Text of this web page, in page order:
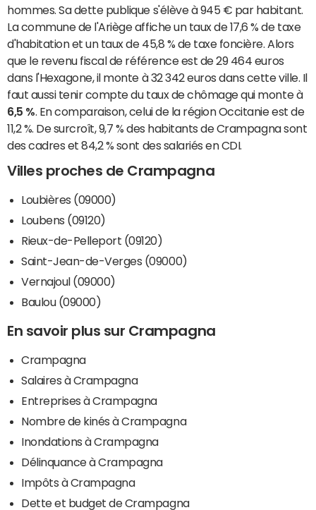
hommes. Sa dette publique s'élève à 945 € par habitant.
La commune de l'Ariège affiche un taux de 17,6 % de taxe
d'habitation et un taux de 45,8 % de taxe foncière. Alors
que le revenu fiscal de référence est de 29 464 euros
dans l'Hexagone, il monte à 32 342 euros dans cette ville. Il
faut aussi tenir compte du taux de chômage qui monte à
6,5 % . En comparaison, celui de la région Occitanie est de
11,2 %. De surcroît, 9,7 % des habitants de Crampagna sont
des cadres et 84,2 % sont des salariés en CDI.
Villes proches de Crampagna
Loubières (09000)
Loubens (09120)
Rieux-de-Pelleport (09120)
Saint-Jean-de-Verges (09000)
Vernajoul (09000)
Baulou (09000)
En savoir plus sur Crampagna
Crampagna
Salaires à Crampagna
Entreprises à Crampagna
Nombre de kinés à Crampagna
Inondations à Crampagna
Délinquance à Crampagna
Impôts à Crampagna
Dette et budget de Crampagna